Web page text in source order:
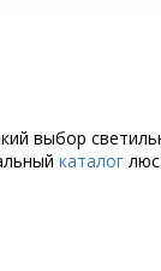
выбор
каталог